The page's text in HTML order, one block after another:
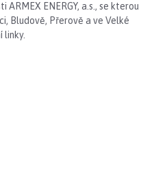
ENERGY, a.s., se kterou
Bludově, Přerově a ve Velké
linky.